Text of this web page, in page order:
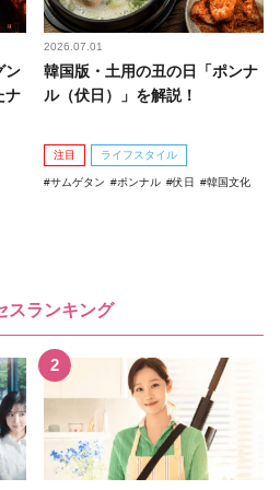
ン
ナ
2026.07.01
韓国版・土用の丑の日「ポンナ
ル（伏日）」を解説！
注目 ライフスタイル
サムゲタン ポンナル 伏日 韓国文化
スランキング